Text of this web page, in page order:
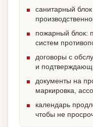
санитарный
пожарный блок:
систем
договоры с
и
документы на
маркировка,
календарь
чтобы не